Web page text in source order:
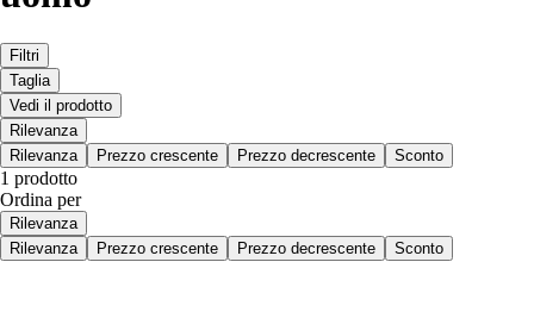
Filtri
Taglia
Vedi il prodotto
Rilevanza
Rilevanza
Prezzo crescente Prezzo decrescente Sconto
1 prodotto
Ordina per
Rilevanza
Rilevanza
Prezzo crescente Prezzo decrescente Sconto